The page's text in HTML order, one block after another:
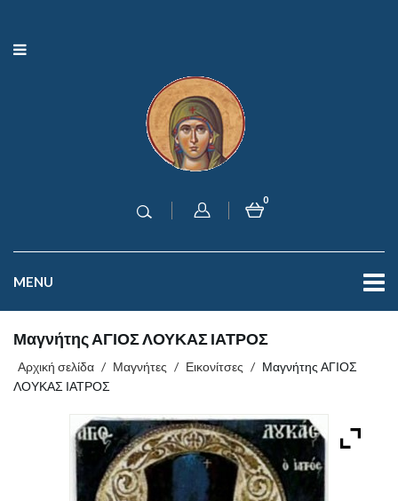
0
MENU
Μαγνήτης ΑΓΙΟΣ ΛΟΥΚΑΣ ΙΑΤΡΟΣ
Αρχική σελίδα / Μαγνήτες / Εικονίτσες / Μαγνήτης ΑΓΙΟΣ
ΛΟΥΚΑΣ ΙΑΤΡΟΣ